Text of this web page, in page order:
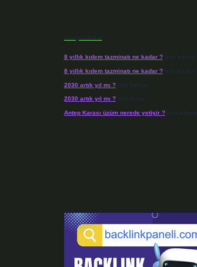
Son yorumlar
8 yıllık kıdem tazminatı ne kadar ?için admin
8 yıllık kıdem tazminatı ne kadar ?için Nazan
2030 artık yıl mı ?için admin
2030 artık yıl mı ?için Pınar
Antep Karası üzüm nerede yetişir ?için admin